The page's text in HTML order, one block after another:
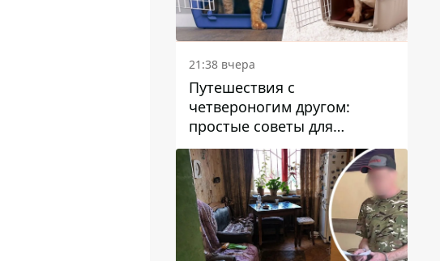
21:38 вчера
Путешествия с
четвероногим другом:
простые советы для
поездок с животными